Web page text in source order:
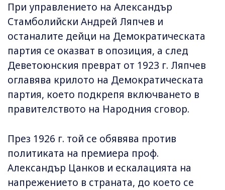
При управлението на Александър
Стамболийски Андрей Ляпчев и
останалите дейци на Демократическата
партия се оказват в опозиция, а след
Деветоюнския преврат от 1923 г. Ляпчев
оглавява крилото на Демократическата
партия, което подкрепя включването в
правителството на Народния сговор.
През 1926 г. той се обявява против
политиката на премиера проф.
Александър Цанков и ескалацията на
напрежението в страната, до което се